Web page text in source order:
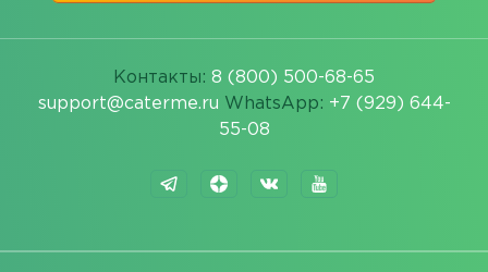
Контакты: 8 (800) 500-68-65
support@caterme.ru WhatsApp: +7 (929) 644-
55-08